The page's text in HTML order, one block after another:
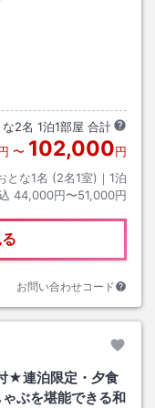
な2名 1泊1部屋 合計
〜 102,000円
とな1名 (2名1室)｜ 1泊
44,000円〜51,000円
お問い合わせコード
★連泊限定・夕食
ぶを堪能できる和